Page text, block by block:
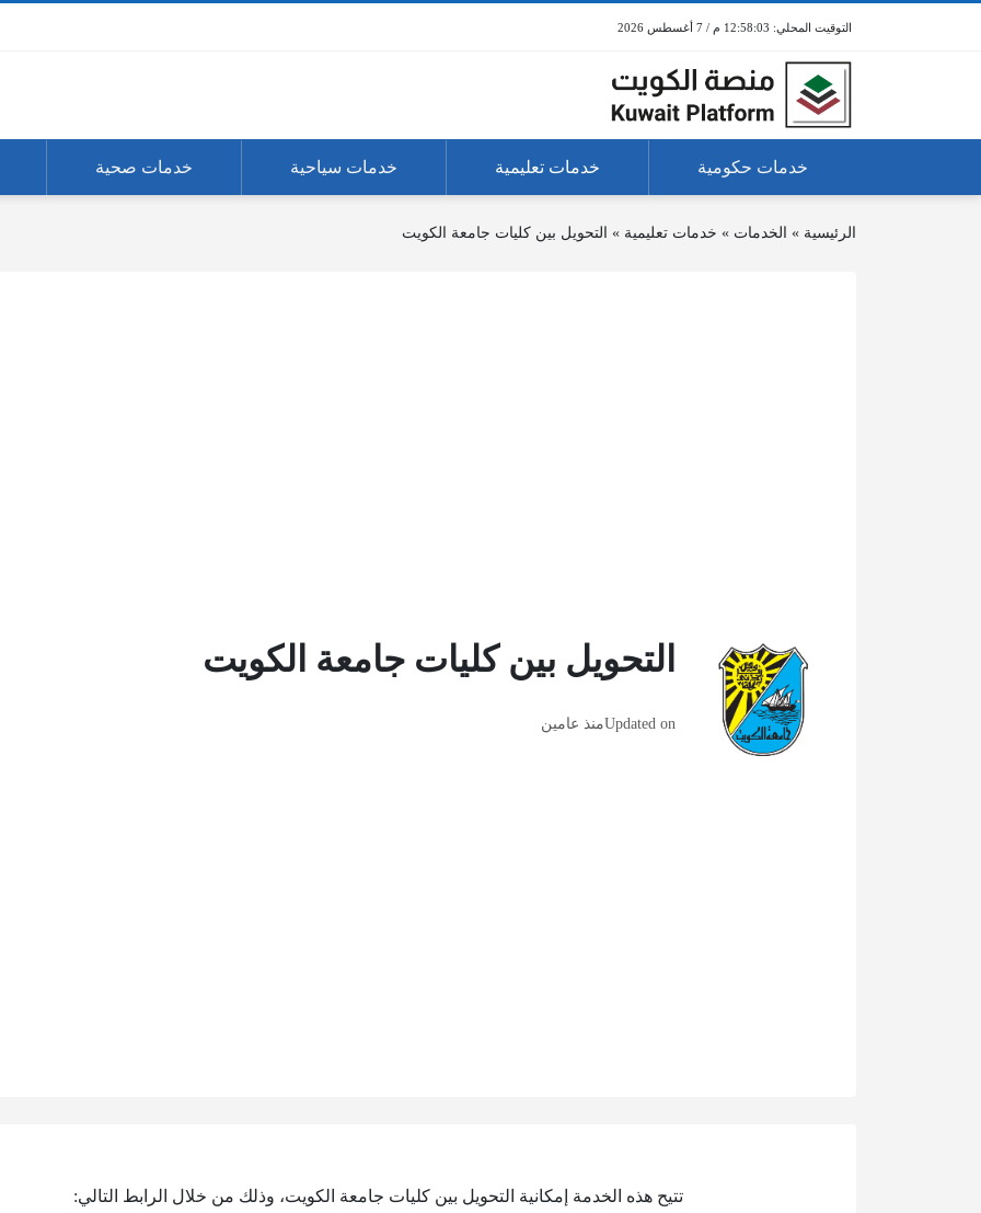
12:58:03 م / 7 أغسطس 2026
خدمات حكومية خدمات تعليمية خدمات سياحية خدمات صحية
الرئيسية » الخدمات » خدمات تعليمية » التحويل بين كليات جامعة الكويت
التحويل بين كليات جامعة الكويت
Updated onمنذ عامين
تتيح هذه الخدمة إمكانية التحويل بين كليات جامعة الكويت، وذلك من خلال الرابط التالي: